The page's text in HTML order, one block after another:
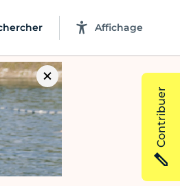
Affichage
Contribuer